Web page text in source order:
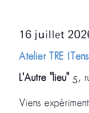
16 juillet
Atelier TRE
L'Autre "lieu" 5,
Viens